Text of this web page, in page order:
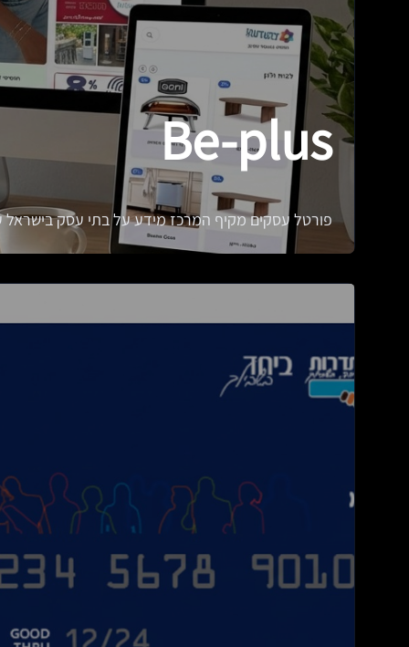
Be-plus
פורטל עסקים מקיף המרכז מידע על בתי עסק בישראל